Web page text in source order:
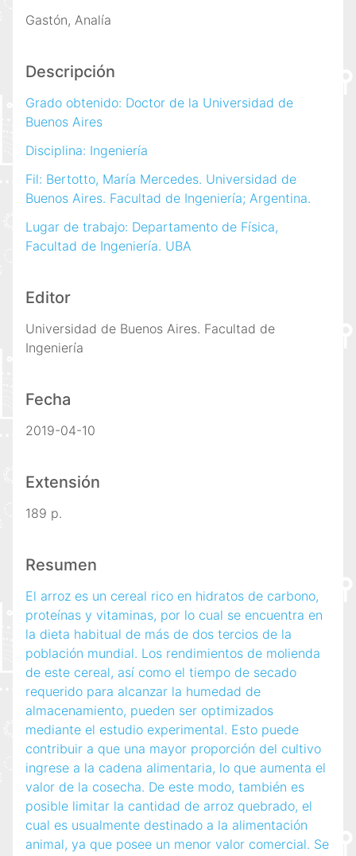
Gastón, Analía
Descripción
Grado obtenido: Doctor de la Universidad de
Buenos Aires
Disciplina: Ingeniería
Fil: Bertotto, María Mercedes. Universidad de
Buenos Aires. Facultad de Ingeniería; Argentina.
Lugar de trabajo: Departamento de Física,
Facultad de Ingeniería. UBA
Editor
Universidad de Buenos Aires. Facultad de
Ingeniería
Fecha
2019-04-10
Extensión
189 p.
Resumen
El arroz es un cereal rico en hidratos de carbono,
proteínas y vitaminas, por lo cual se encuentra en
la dieta habitual de más de dos tercios de la
población mundial. Los rendimientos de molienda
de este cereal, así como el tiempo de secado
requerido para alcanzar la humedad de
almacenamiento, pueden ser optimizados
mediante el estudio experimental. Esto puede
contribuir a que una mayor proporción del cultivo
ingrese a la cadena alimentaria, lo que aumenta el
valor de la cosecha. De este modo, también es
posible limitar la cantidad de arroz quebrado, el
cual es usualmente destinado a la alimentación
animal, ya que posee un menor valor comercial. Se